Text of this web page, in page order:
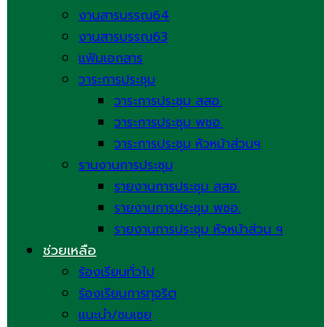
งานสารบรรณ64
งานสารบรรณ63
แฟ้มเอกสาร
วาระการประชุม
วาระการประชุม สสอ.
วาระการประชุม พชอ.
วาระการประชุม หัวหน้าส่วนฯ
รานงานการประชุม
รายงานการประชุม สสอ.
รายงานการประชุม พชอ.
รายงานการประชุม หัวหน้าส่วน ฯ
ช่วยเหลือ
ร้องเรียนทั่วไป
ร้องเรียนการทุจริต
แนะนำ/ชมเชย